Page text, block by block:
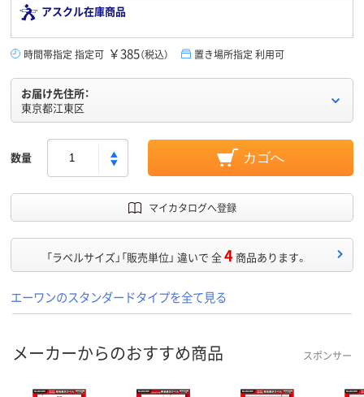
アスクル在庫商品
時間帯指定 指定可 ￥385（税込） 置き場所指定 利用可
お届け先住所：
東京都江東区
数量 カゴへ
マイカタログへ登録
「ラベルサイズ」「販売単位」 違いで 全4 商品あります。
エーワンのスタンダードタイプを全て見る
メーカーからのおすすめ商品 スポンサー